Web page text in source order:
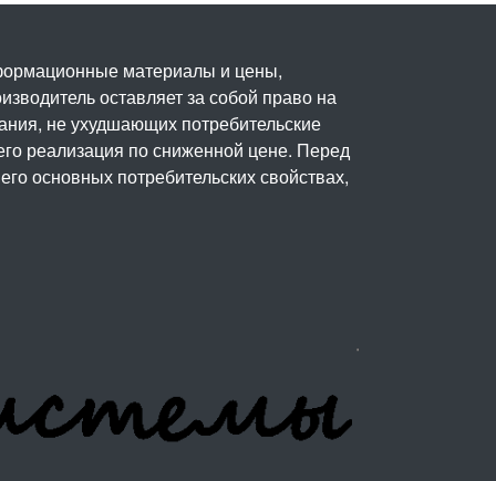
материалы и цены,
оставляет за собой право на
не ухудшающих потребительские
реализация по сниженной цене. Перед
основных потребительских свойствах,